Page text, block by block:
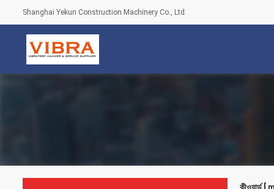
Shanghai Yekun Construction Machinery Co., Ltd.